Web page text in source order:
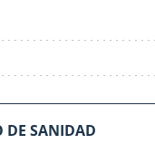
DE SANIDAD